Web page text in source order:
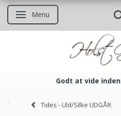
Skifte navigation
Menu
Godt at vide
Tides - Uld/Silke UDGÅR